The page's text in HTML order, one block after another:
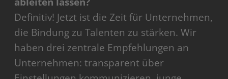
Definitiv! Jetzt ist die Zeit für Unternehmen,
die Bindung zu Talenten zu stärken. Wir
haben drei zentrale Empfehlungen an
Unternehmen: transparent über